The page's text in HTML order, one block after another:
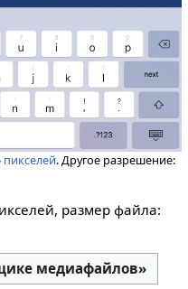
пикселей. Другое разрешение:
размер файла:
медиафайлов»